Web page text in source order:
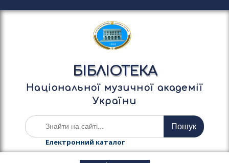
е
у
БІБЛІОТЕКА
Національної музичної академії
України
Ш
у
а
Електронний каталог